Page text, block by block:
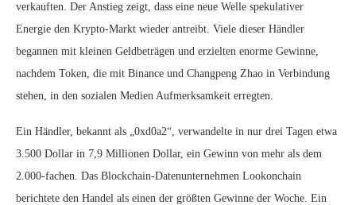
verkauften. Der Anstieg zeigt, dass eine neue Welle spekulativer
Energie den Krypto-Markt wieder antreibt. Viele dieser Händler
begannen mit kleinen Geldbeträgen und erzielten enorme Gewinne,
nachdem Token, die mit Binance und Changpeng Zhao in Verbindung
stehen, in den sozialen Medien Aufmerksamkeit erregten.
Ein Händler, bekannt als „0xd0a2“, verwandelte in nur drei Tagen etwa
3.500 Dollar in 7,9 Millionen Dollar, ein Gewinn von mehr als dem
2.000-fachen. Das Blockchain-Datenunternehmen Lookonchain
berichtete den Handel als einen der größten Gewinne der Woche. Ein